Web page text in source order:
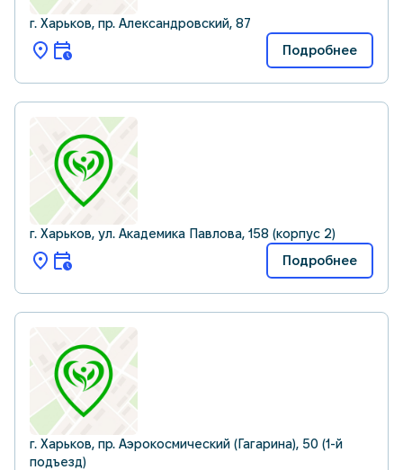
г. Харьков, пр. Александровский, 87
Подробнее
г. Харьков, ул. Академика Павлова, 158 (корпус 2)
Подробнее
г. Харьков, пр. Аэрокосмический (Гагарина), 50 (1-й
подъезд)